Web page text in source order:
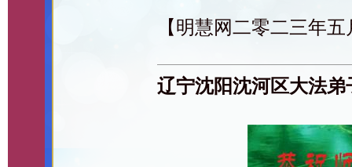
【明慧网二零二三年
辽宁沈阳沈河区大法